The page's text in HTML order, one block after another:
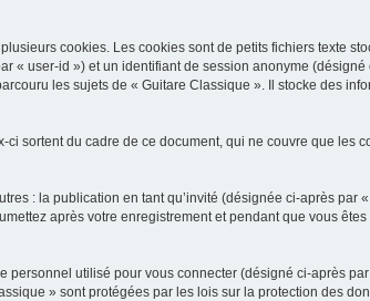
cookies. Les cookies sont de petits fichiers texte
« user-id ») et un identifiant de session anonyme (désigné
les sujets de « Guitare Classique ». Il stocke des
sortent du cadre de ce document, qui ne couvre que les
: la publication en tant qu’invité (désignée ci-après par
après votre enregistrement et pendant que vous êtes
personnel utilisé pour vous connecter (désigné ci-après
» sont protégées par les lois sur la protection des